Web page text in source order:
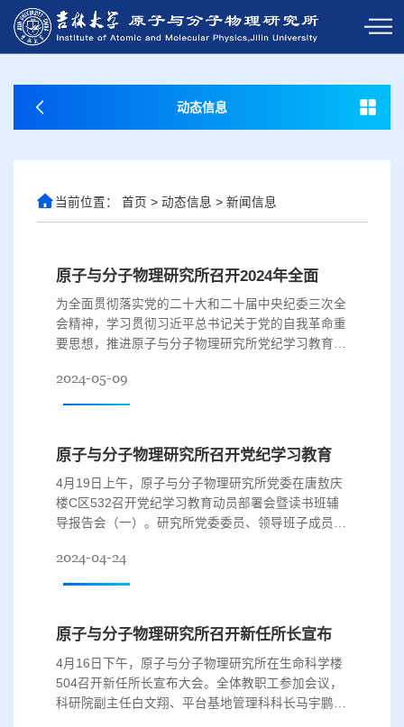
动态信息
当前位置： 首页 > 动态信息 > 新闻信息
原子与分子物理研究所召开2024年全面从严治党工作会议暨警示教育大会
为全面贯彻落实党的二十大和二十届中央纪委三次全
会精神，学习贯彻习近平总书记关于党的自我革命重
要思想，推进原子与分子物理研究所党纪学习教育深
年全面从严治党工作会议暨警示教育大会在生命科学
楼504举行。研究所全体教职工参加会议，党建工作
宇主持。首先，全体教职工共同观看了警示教育专题
片《持续发力 纵深推进》。研究所...
2024-05-09
原子与分子物理研究所召开党纪学习教育动员部署会暨读书班辅导报告会（一）
4月19日上午，原子与分子物理研究所党委在唐敖庆
楼C区532召开党纪学习教育动员部署会暨读书班辅
导报告会（一）。研究所党委委员、领导班子成员、
议，党建工作联络员郭荣誉出席会议。会议由研究所
党委书记张光宇主持。会上，张光宇传达了学校党委
小组扩大会议的精神，解读了学校开展党纪学习教育
的实施方案和相关工作要求。他指出...
2024-04-24
原子与分子物理研究所召开新任所长宣布大会
4月16日下午，原子与分子物理研究所在生命科学楼
504召开新任所长宣布大会。全体教职工参加会议，
科研院副主任白文翔、平台基地管理科科长马宇鹏出